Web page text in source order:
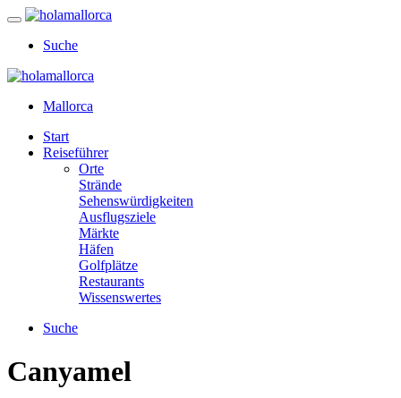
Suche
Mallorca
Start
Reiseführer
Orte
Strände
Sehenswürdigkeiten
Ausflugsziele
Märkte
Häfen
Golfplätze
Restaurants
Wissenswertes
Suche
Canyamel